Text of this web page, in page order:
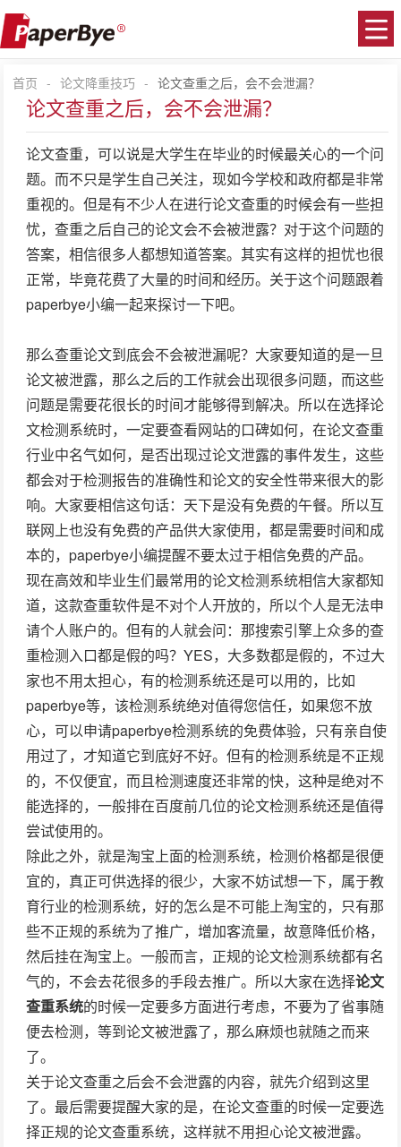
首页 - 论文降重技巧 - 论文查重之后，会不会泄漏？
论文查重之后，会不会泄漏？
论文查重，可以说是大学生在毕业的时候最关心的一个问
题。而不只是学生自己关注，现如今学校和政府都是非常
重视的。但是有不少人在进行论文查重的时候会有一些担
忧，查重之后自己的论文会不会被泄露？对于这个问题的
答案，相信很多人都想知道答案。其实有这样的担忧也很
正常，毕竟花费了大量的时间和经历。关于这个问题跟着
paperbye小编一起来探讨一下吧。
那么查重论文到底会不会被泄漏呢？大家要知道的是一旦
论文被泄露，那么之后的工作就会出现很多问题，而这些
问题是需要花很长的时间才能够得到解决。所以在选择论
文检测系统时，一定要查看网站的口碑如何，在论文查重
行业中名气如何，是否出现过论文泄露的事件发生，这些
都会对于检测报告的准确性和论文的安全性带来很大的影
响。大家要相信这句话：天下是没有免费的午餐。所以互
联网上也没有免费的产品供大家使用，都是需要时间和成
本的，paperbye小编提醒不要太过于相信免费的产品。
现在高效和毕业生们最常用的论文检测系统相信大家都知
道，这款查重软件是不对个人开放的，所以个人是无法申
请个人账户的。但有的人就会问：那搜索引擎上众多的查
重检测入口都是假的吗？YES，大多数都是假的，不过大
家也不用太担心，有的检测系统还是可以用的，比如
paperbye等，该检测系统绝对值得您信任，如果您不放
心，可以申请paperbye检测系统的免费体验，只有亲自使
用过了，才知道它到底好不好。但有的检测系统是不正规
的，不仅便宜，而且检测速度还非常的快，这种是绝对不
能选择的，一般排在百度前几位的论文检测系统还是值得
尝试使用的。
除此之外，就是淘宝上面的检测系统，检测价格都是很便
宜的，真正可供选择的很少，大家不妨试想一下，属于教
育行业的检测系统，好的怎么是不可能上淘宝的，只有那
些不正规的系统为了推广，增加客流量，故意降低价格，
然后挂在淘宝上。一般而言，正规的论文检测系统都有名
气的，不会去花很多的手段去推广。所以大家在选择论文
查重系统的时候一定要多方面进行考虑，不要为了省事随
便去检测，等到论文被泄露了，那么麻烦也就随之而来
了。
关于论文查重之后会不会泄露的内容，就先介绍到这里
了。最后需要提醒大家的是，在论文查重的时候一定要选
择正规的论文查重系统，这样就不用担心论文被泄露。